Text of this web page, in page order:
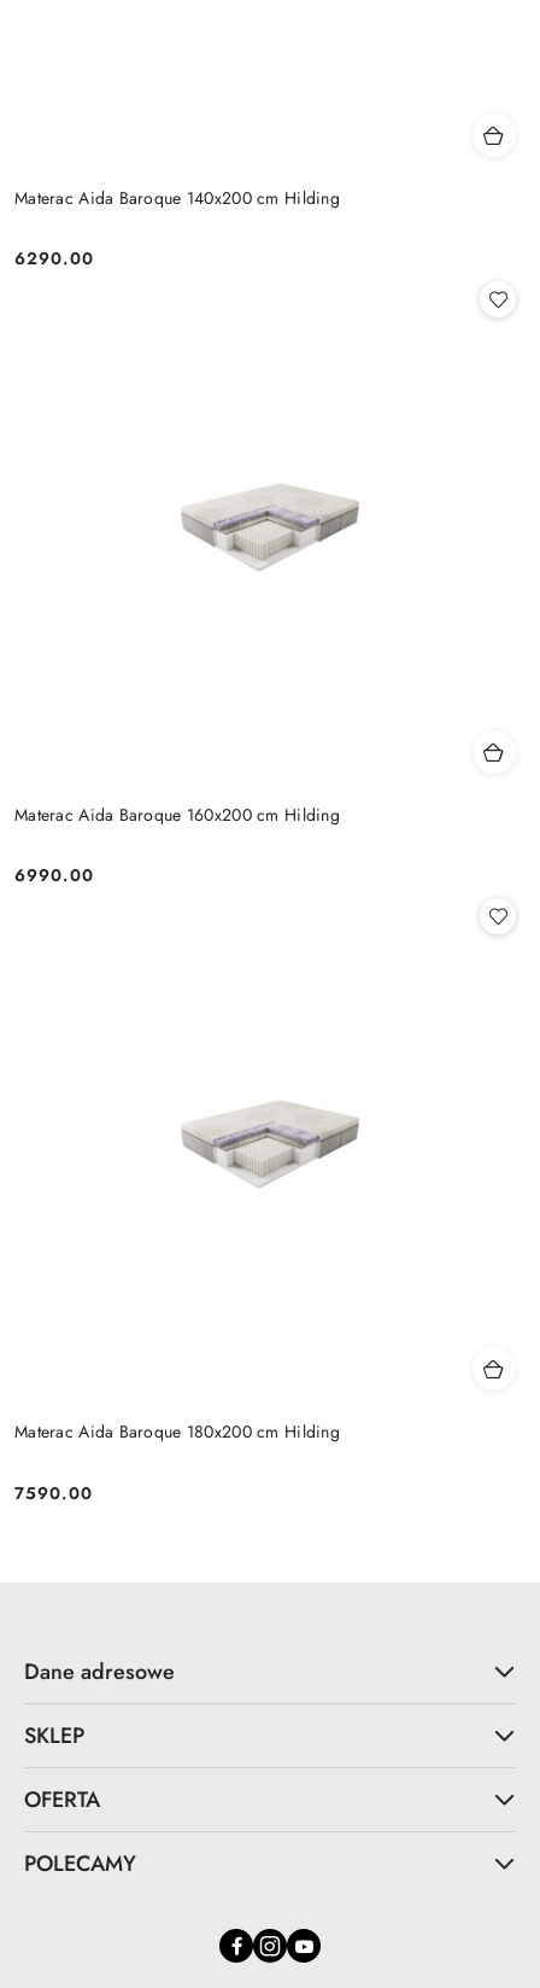
Materac Aida Baroque 140x200 cm Hilding
Cena:
6290.00
Materac Aida Baroque 160x200 cm Hilding
Cena:
6990.00
Materac Aida Baroque 180x200 cm Hilding
Cena:
7590.00
Dane adresowe
SKLEP
OFERTA
POLECAMY